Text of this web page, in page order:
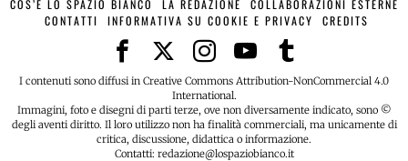
COS’È LO SPAZIO BIANCO LA REDAZIONE
COLLABORAZIONI ESTERNE
CONTATTI
INFORMATIVA SU COOKIE E PRIVACY CREDITS
I contenuti sono diffusi in Creative Commons Attribution-NonCommercial 4.0
International.
Immagini, foto e disegni di parti terze, ove non diversamente indicato, sono ©
degli aventi diritto. Il loro utilizzo non ha finalità commerciali, ma unicamente di
critica, discussione, didattica o informazione.
Contatti: redazione@lospaziobianco.it